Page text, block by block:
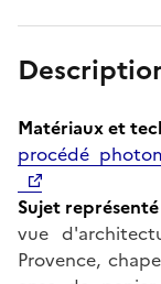
Matériaux et
procédé
Sujet représenté
vue
Provence,